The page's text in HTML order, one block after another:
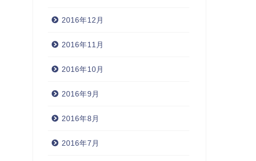
2016年12月
2016年11月
2016年10月
2016年9月
2016年8月
2016年7月